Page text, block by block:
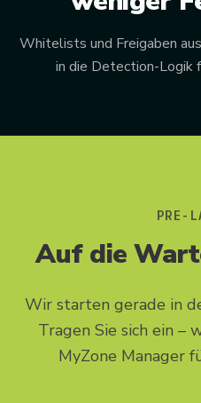
Whitelists und Freigaben
in die Detection-Logik
PRE-
Auf die
Wir starten gerade in
Tragen Sie sich ein –
MyZone Manager